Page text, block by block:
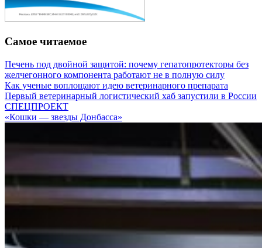
Самое читаемое
Печень под двойной защитой: почему гепатопротекторы без
желчегонного компонента работают не в полную силу
Как ученые воплощают идею ветеринарного препарата
Первый ветеринарный логистический хаб запустили в России
СПЕЦПРОЕКТ
«Кошки — звезды Донбасса»